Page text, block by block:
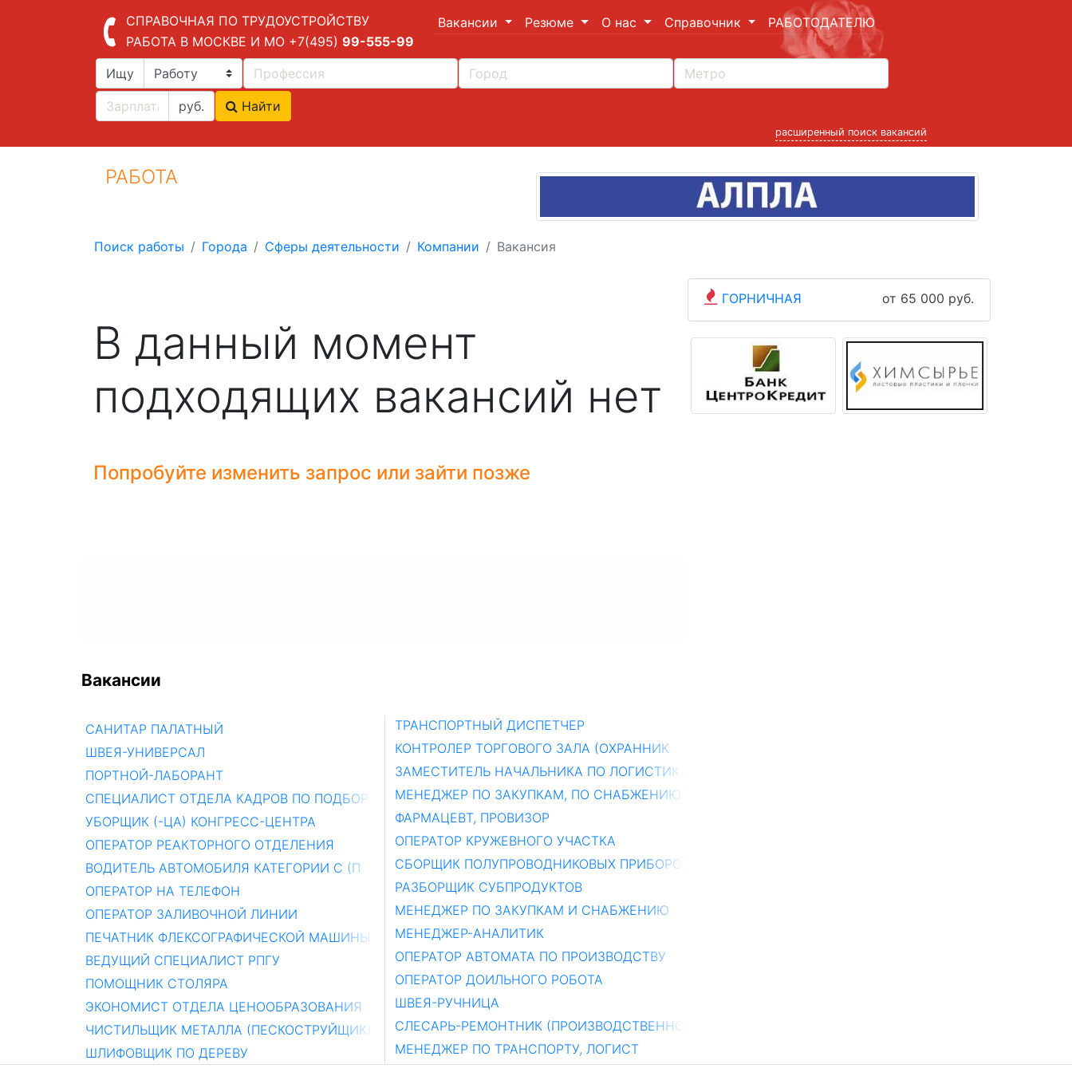
СПРАВОЧНАЯ ПО ТРУДОУСТРОЙСТВУ
РАБОТА В МОСКВЕ И МО +7(495) 99-555-99
Вакансии Резюме О нас Справочник РАБОТОДАТЕЛЮ
Ищу
руб. Найти
расширенный поиск вакансий
РАБОТА
Поиск работы Города Сферы деятельности Компании Вакансия
В данный момент
подходящих вакансий нет
Попробуйте изменить запрос или зайти позже
Вакансии
САНИТАР ПАЛАТНЫЙ
ШВЕЯ-УНИВЕРСАЛ
ПОРТНОЙ-ЛАБОРАНТ
СПЕЦИАЛИСТ ОТДЕЛА КАДРОВ ПО ПОДБОР
УБОРЩИК (-ЦА) КОНГРЕСС-ЦЕНТРА
ОПЕРАТОР РЕАКТОРНОГО ОТДЕЛЕНИЯ
ВОДИТЕЛЬ АВТОМОБИЛЯ КАТЕГОРИИ С (П
ОПЕРАТОР НА ТЕЛЕФОН
ОПЕРАТОР ЗАЛИВОЧНОЙ ЛИНИИ
ПЕЧАТНИК ФЛЕКСОГРАФИЧЕСКОЙ МАШИНЫ
ВЕДУЩИЙ СПЕЦИАЛИСТ РПГУ
ПОМОЩНИК СТОЛЯРА
ЭКОНОМИСТ ОТДЕЛА ЦЕНООБРАЗОВАНИЯ
ЧИСТИЛЬЩИК МЕТАЛЛА (ПЕСКОСТРУЙЩИК)
ШЛИФОВЩИК ПО ДЕРЕВУ
ТРАНСПОРТНЫЙ ДИСПЕТЧЕР
КОНТРОЛЕР ТОРГОВОГО ЗАЛА (ОХРАННИК
ЗАМЕСТИТЕЛЬ НАЧАЛЬНИКА ПО ЛОГИСТИК
МЕНЕДЖЕР ПО ЗАКУПКАМ, ПО СНАБЖЕНИЮ
ФАРМАЦЕВТ, ПРОВИЗОР
ОПЕРАТОР КРУЖЕВНОГО УЧАСТКА
СБОРЩИК ПОЛУПРОВОДНИКОВЫХ ПРИБОРОВ
РАЗБОРЩИК СУБПРОДУКТОВ
МЕНЕДЖЕР ПО ЗАКУПКАМ И СНАБЖЕНИЮ
МЕНЕДЖЕР-АНАЛИТИК
ОПЕРАТОР АВТОМАТА ПО ПРОИЗВОДСТВУ
ОПЕРАТОР ДОИЛЬНОГО РОБОТА
ШВЕЯ-РУЧНИЦА
СЛЕСАРЬ-РЕМОНТНИК (ПРОИЗВОДСТВЕННО
МЕНЕДЖЕР ПО ТРАНСПОРТУ, ЛОГИСТ
ГОРНИЧНАЯ от 65 000 руб.